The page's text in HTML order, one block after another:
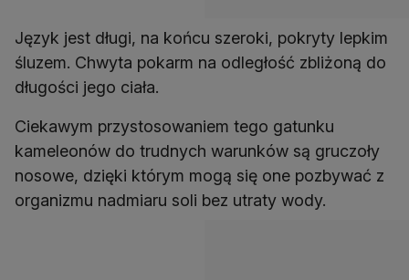
Język jest długi, na końcu szeroki, pokryty lepkim
śluzem. Chwyta pokarm na odległość zbliżoną do
długości jego ciała.
Ciekawym przystosowaniem tego gatunku
kameleonów do trudnych warunków są gruczoły
nosowe, dzięki którym mogą się one pozbywać z
organizmu nadmiaru soli bez utraty wody.